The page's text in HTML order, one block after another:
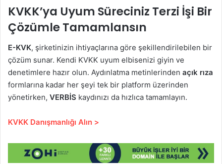
KVKK’ya Uyum Süreciniz Terzi İşi Bir
Çözümle Tamamlansın
E-KVK, şirketinizin ihtiyaçlarına göre şekillendirilebilen bir
çözüm sunar. Kendi KVKK uyum elbisenizi giyin ve
denetimlere hazır olun. Aydınlatma metinlerinden açık rıza
formlarına kadar her şeyi tek bir platform üzerinden
yönetirken, VERBİS kaydınızı da hızlıca tamamlayın.
KVKK Danışmanlığı Alın >